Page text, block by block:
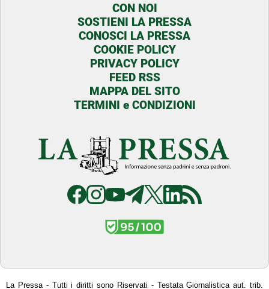
CON NOI
SOSTIENI LA PRESSA
CONOSCI LA PRESSA
COOKIE POLICY
PRIVACY POLICY
FEED RSS
MAPPA DEL SITO
TERMINI e CONDIZIONI
La Pressa - Tutti i diritti sono Riservati - Testata Giornalistica aut. trib.